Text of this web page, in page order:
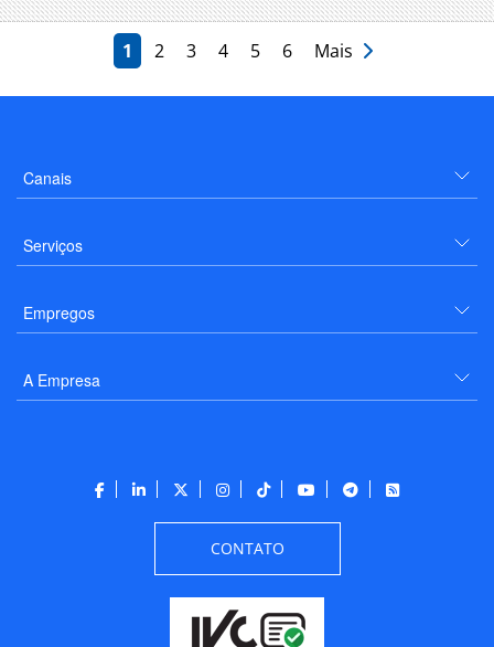
1 2 3 4 5 6 Mais
Canais
Serviços
Empregos
A Empresa
CONTATO